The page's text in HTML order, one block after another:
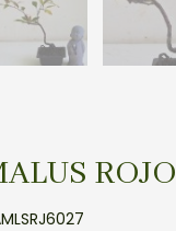
ROJO